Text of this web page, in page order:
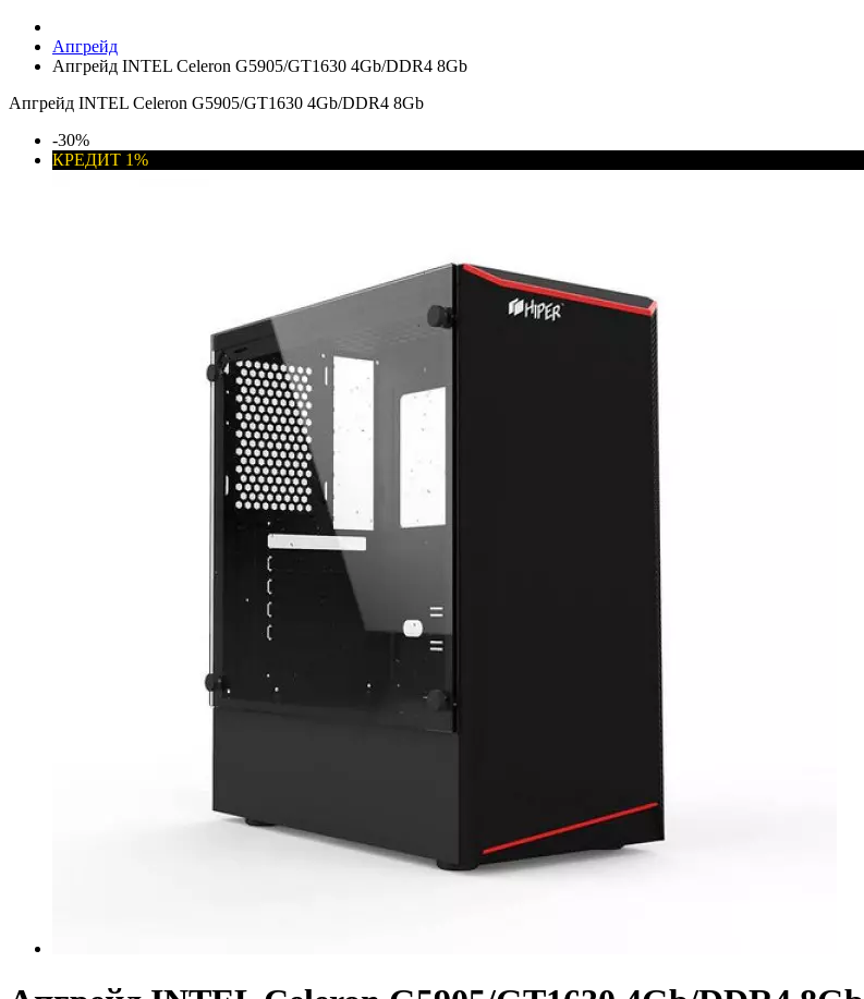
Апгрейд
Апгрейд INTEL Celeron G5905/GT1630 4Gb/DDR4 8Gb
Апгрейд INTEL Celeron G5905/GT1630 4Gb/DDR4 8Gb
-30%
КРЕДИТ 1%